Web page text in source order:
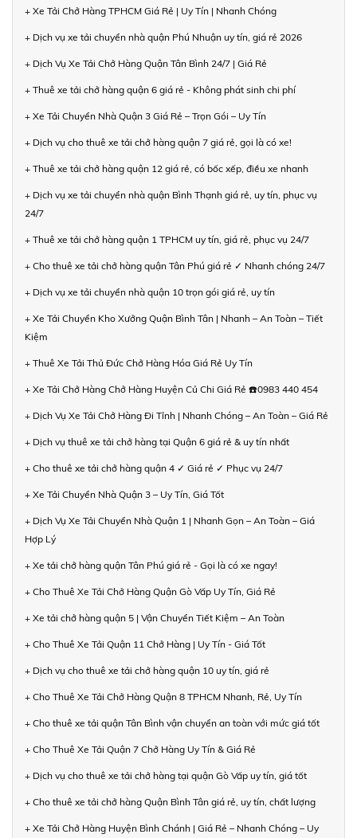
+ Xe Tải Chở Hàng TPHCM Giá Rẻ | Uy Tín | Nhanh Chóng
+ Dịch vụ xe tải chuyển nhà quận Phú Nhuận uy tín, giá rẻ 2026
+ Dịch Vụ Xe Tải Chở Hàng Quận Tân Bình 24/7 | Giá Rẻ
+ Thuê xe tải chở hàng quận 6 giá rẻ - Không phát sinh chi phí
+ Xe Tải Chuyển Nhà Quận 3 Giá Rẻ – Trọn Gói – Uy Tín
+ Dịch vụ cho thuê xe tải chở hàng quận 7 giá rẻ, gọi là có xe!
+ Thuê xe tải chở hàng quận 12 giá rẻ, có bốc xếp, điều xe nhanh
+ Dịch vụ xe tải chuyển nhà quận Bình Thạnh giá rẻ, uy tín, phục vụ
24/7
+ Thuê xe tải chở hàng quận 1 TPHCM uy tín, giá rẻ, phục vụ 24/7
+ Cho thuê xe tải chở hàng quận Tân Phú giá rẻ ✓ Nhanh chóng 24/7
+ Dịch vụ xe tải chuyển nhà quận 10 trọn gói giá rẻ, uy tín
+ Xe Tải Chuyển Kho Xưởng Quận Bình Tân | Nhanh – An Toàn – Tiết
Kiệm
+ Thuê Xe Tải Thủ Đức Chở Hàng Hóa Giá Rẻ Uy Tín
+ Xe Tải Chở Hàng Chở Hàng Huyện Củ Chi Giá Rẻ ☎️0983 440 454
+ Dịch Vụ Xe Tải Chở Hàng Đi Tỉnh | Nhanh Chóng – An Toàn – Giá Rẻ
+ Dịch vụ thuê xe tải chở hàng tại Quận 6 giá rẻ & uy tín nhất
+ Cho thuê xe tải chở hàng quận 4 ✓ Giá rẻ ✓ Phục vụ 24/7
+ Xe Tải Chuyển Nhà Quận 3 – Uy Tín, Giá Tốt
+ Dịch Vụ Xe Tải Chuyển Nhà Quận 1 | Nhanh Gọn – An Toàn – Giá
Hợp Lý
+ Xe tải chở hàng quận Tân Phú giá rẻ - Gọi là có xe ngay!
+ Cho Thuê Xe Tải Chở Hàng Quận Gò Vấp Uy Tín, Giá Rẻ
+ Xe tải chở hàng quận 5 | Vận Chuyển Tiết Kiệm – An Toàn
+ Cho Thuê Xe Tải Quận 11 Chở Hàng | Uy Tín - Giá Tốt
+ Dịch vụ cho thuê xe tải chở hàng quận 10 uy tín, giá rẻ
+ Cho Thuê Xe Tải Chở Hàng Quận 8 TPHCM Nhanh, Rẻ, Uy Tín
+ Cho thuê xe tải quận Tân Bình vận chuyển an toàn với mức giá tốt
+ Cho Thuê Xe Tải Quận 7 Chở Hàng Uy Tín & Giá Rẻ
+ Dịch vụ cho thuê xe tải chở hàng tại quận Gò Vấp uy tín, giá tốt
+ Cho thuê xe tải chở hàng Quận Bình Tân giá rẻ, uy tín, chất lượng
+ Xe Tải Chở Hàng Huyện Bình Chánh | Giá Rẻ – Nhanh Chóng – Uy